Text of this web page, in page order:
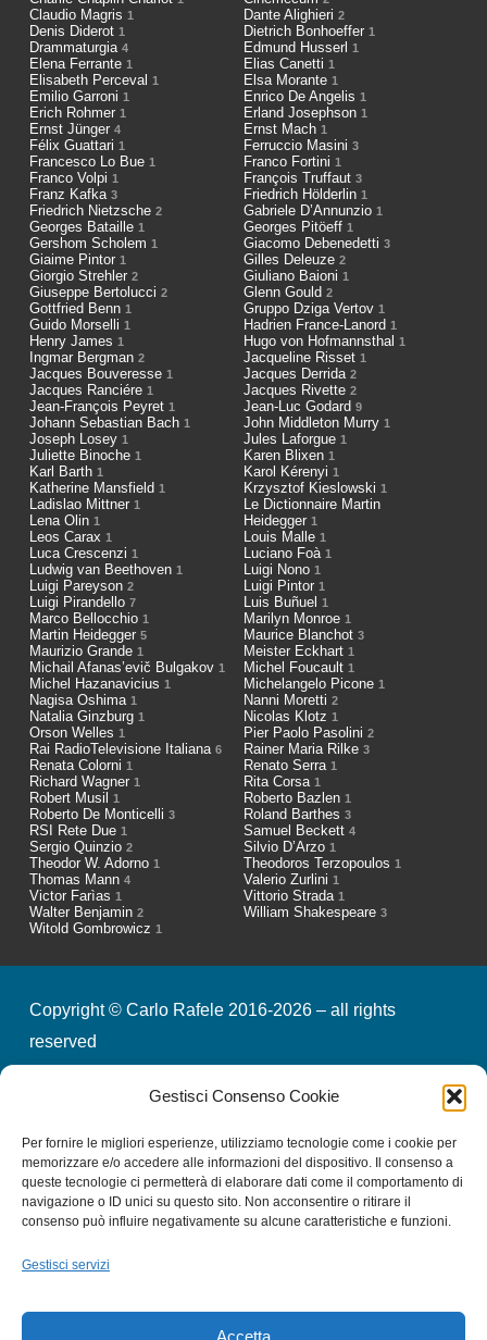
Gestisci Consenso Cookie
Per fornire le migliori esperienze, utilizziamo tecnologie come i cookie per
memorizzare e/o accedere alle informazioni del dispositivo. Il consenso a
queste tecnologie ci permetterà di elaborare dati come il comportamento di
navigazione o ID unici su questo sito. Non acconsentire o ritirare il
consenso può influire negativamente su alcune caratteristiche e funzioni.
Gestisci servizi
Accetta
Claudio Magris 1 Dante Alighieri 2
Denis Diderot 1 Dietrich Bonhoeffer 1
Drammaturgia 4 Edmund Husserl 1
Elena Ferrante 1 Elias Canetti 1
Elisabeth Perceval 1 Elsa Morante 1
Emilio Garroni 1 Enrico De Angelis 1
Erich Rohmer 1 Erland Josephson 1
Ernst Jünger 4 Ernst Mach 1
Félix Guattari 1 Ferruccio Masini 3
Francesco Lo Bue 1 Franco Fortini 1
Franco Volpi 1 François Truffaut 3
Franz Kafka 3 Friedrich Hölderlin 1
Friedrich Nietzsche 2 Gabriele D’Annunzio 1
Georges Bataille 1 Georges Pitöeff 1
Gershom Scholem 1 Giacomo Debenedetti 3
Giaime Pintor 1 Gilles Deleuze 2
Giorgio Strehler 2 Giuliano Baioni 1
Giuseppe Bertolucci 2 Glenn Gould 2
Gottfried Benn 1 Gruppo Dziga Vertov 1
Guido Morselli 1 Hadrien France-Lanord 1
Henry James 1 Hugo von Hofmannsthal 1
Ingmar Bergman 2 Jacqueline Risset 1
Jacques Bouveresse 1 Jacques Derrida 2
Jacques Ranciére 1 Jacques Rivette 2
Jean-François Peyret 1 Jean-Luc Godard 9
Johann Sebastian Bach 1 John Middleton Murry 1
Joseph Losey 1 Jules Laforgue 1
Juliette Binoche 1 Karen Blixen 1
Karl Barth 1 Karol Kérenyi 1
Katherine Mansfield 1 Krzysztof Kieslowski 1
Ladislao Mittner 1
Le Dictionnaire Martin
Heidegger 1
Lena Olin 1
Leos Carax 1 Louis Malle 1
Luca Crescenzi 1 Luciano Foà 1
Ludwig van Beethoven 1 Luigi Nono 1
Luigi Pareyson 2 Luigi Pintor 1
Luigi Pirandello 7 Luis Buñuel 1
Marco Bellocchio 1 Marilyn Monroe 1
Martin Heidegger 5 Maurice Blanchot 3
Maurizio Grande 1 Meister Eckhart 1
Michail Afanas’evič Bulgakov 1 Michel Foucault 1
Michel Hazanavicius 1 Michelangelo Picone 1
Nagisa Oshima 1 Nanni Moretti 2
Natalia Ginzburg 1 Nicolas Klotz 1
Orson Welles 1 Pier Paolo Pasolini 2
Rai RadioTelevisione Italiana 6 Rainer Maria Rilke 3
Renata Colorni 1 Renato Serra 1
Richard Wagner 1 Rita Corsa 1
Robert Musil 1 Roberto Bazlen 1
Roberto De Monticelli 3 Roland Barthes 3
RSI Rete Due 1 Samuel Beckett 4
Sergio Quinzio 2 Silvio D’Arzo 1
Theodor W. Adorno 1 Theodoros Terzopoulos 1
Thomas Mann 4 Valerio Zurlini 1
Victor Farìas 1 Vittorio Strada 1
Walter Benjamin 2 William Shakespeare 3
Witold Gombrowicz 1
Copyright © Carlo Rafele 2016-2026 – all rights
reserved
privacy & cookies
Iscriviti alla nostra Newsletter
Email*